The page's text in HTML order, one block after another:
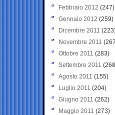
Febbraio 2012 (247)
Gennaio 2012 (259)
Dicembre 2011
Novembre 2011
Ottobre 2011 (283)
Settembre 2011
Agosto 2011 (155)
Luglio 2011 (204)
Giugno 2011 (262)
Maggio 2011 (273)